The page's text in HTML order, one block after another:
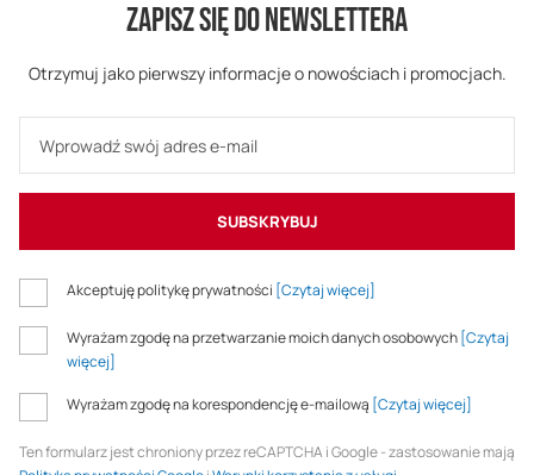
ZAPISZ SIĘ DO NEWSLETTERA
Otrzymuj jako pierwszy informacje o nowościach i promocjach.
SUBSKRYBUJ
Akceptuję politykę prywatności [Czytaj więcej]
Wyrażam zgodę na przetwarzanie moich danych osobowych[Czytaj
więcej]
Wyrażam zgodę na korespondencję e-mailową [Czytaj więcej]
Ten formularz jest chroniony przez reCAPTCHA i Google - zastosowanie mają